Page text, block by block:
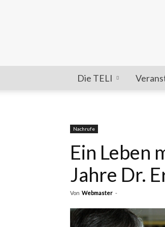
Die TELI
Nachrufe
Ein Leben
Jahre Dr.
Von Webmaster -